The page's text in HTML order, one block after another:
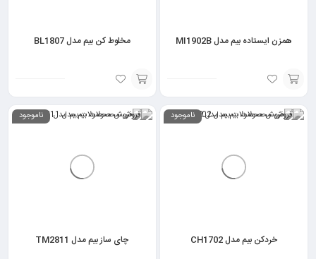
همزن ایستاده بیم مدل MI1902B
گزینه
مخلوط کن بیم مدل BL1807
گزینه
ناموجود
خردکن بیم مدل CH1702
ناموجود
چای ساز بیم مدل TM2811